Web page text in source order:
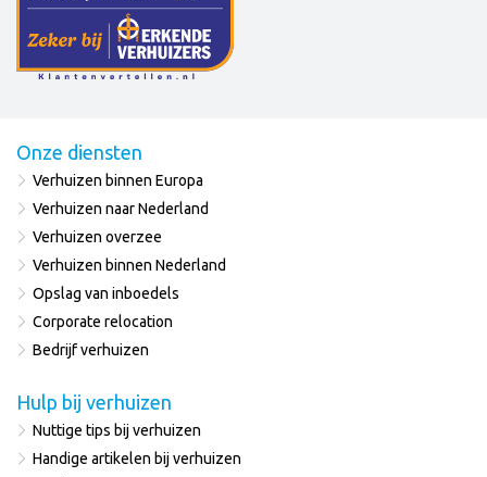
Onze diensten
Verhuizen binnen Europa
Verhuizen naar Nederland
Verhuizen overzee
Verhuizen binnen Nederland
Opslag van inboedels
Corporate relocation
Bedrijf verhuizen
Hulp bij verhuizen
Nuttige tips bij verhuizen
Handige artikelen bij verhuizen